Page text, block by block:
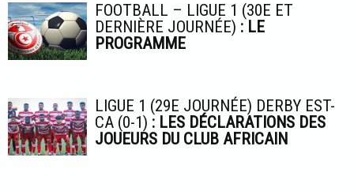
FOOTBALL – LIGUE 1 (30E ET
DERNIÈRE JOURNÉE) : LE
PROGRAMME
LIGUE 1 (29E JOURNÉE) DERBY EST-
CA (0-1) : LES DÉCLARATIONS DES
JOUEURS DU CLUB AFRICAIN